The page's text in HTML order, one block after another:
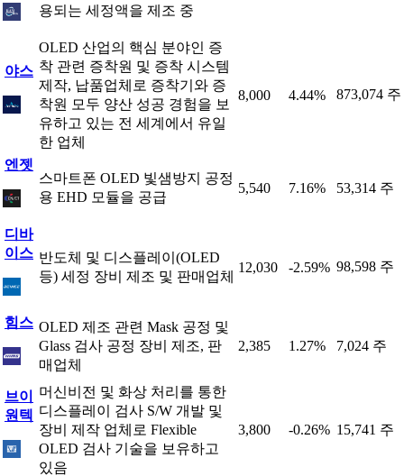
용되는 세정액을 제조 중
야스
OLED 산업의 핵심 분야인 증
착 관련 증착원 및 증착 시스템
제작, 납품업체로 증착기와 증
착원 모두 양산 성공 경험을 보
유하고 있는 전 세계에서 유일
한 업체
8,000 4.44% 873,074 주
엔젯
스마트폰 OLED 빛샘방지 공정
용 EHD 모듈을 공급
5,540 7.16% 53,314 주
디바
이스 반도체 및 디스플레이(OLED
등) 세정 장비 제조 및 판매업체
12,030 -2.59% 98,598 주
힘스 OLED 제조 관련 Mask 공정 및
Glass 검사 공정 장비 제조, 판
매업체
2,385 1.27% 7,024 주
브이
원텍
머신비전 및 화상 처리를 통한
디스플레이 검사 S/W 개발 및
장비 제작 업체로 Flexible
OLED 검사 기술을 보유하고
있음
3,800 -0.26% 15,741 주